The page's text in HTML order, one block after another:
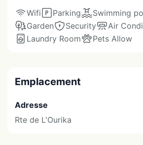
Wifi Parking Swimming
Garden
Security
Air
Laundry Room
Pets Allow
Emplacement
Adresse
Rte de L'Ourika